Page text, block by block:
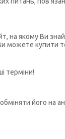
на якому Ви
можете купити
терміни!
його на